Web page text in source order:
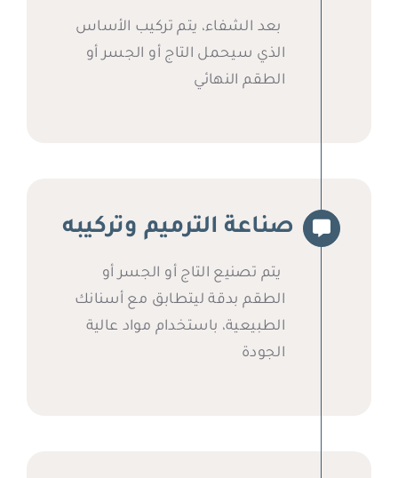
بعد الشفاء، يتم تركيب الأساس
الذي سيحمل التاج أو الجسر أو
الطقم النهائي
صناعة الترميم وتركيبه
يتم تصنيع التاج أو الجسر أو
الطقم بدقة ليتطابق مع أسنانك
الطبيعية، باستخدام مواد عالية
الجودة